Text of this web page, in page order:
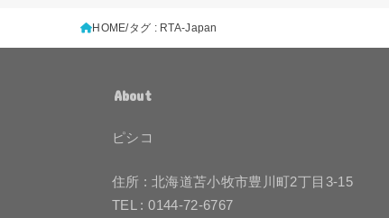
HOME タグ : RTA-Japan
About
ピシコ
住所 : 北海道苫小牧市豊川町2丁目3-15
TEL : 0144-72-6767